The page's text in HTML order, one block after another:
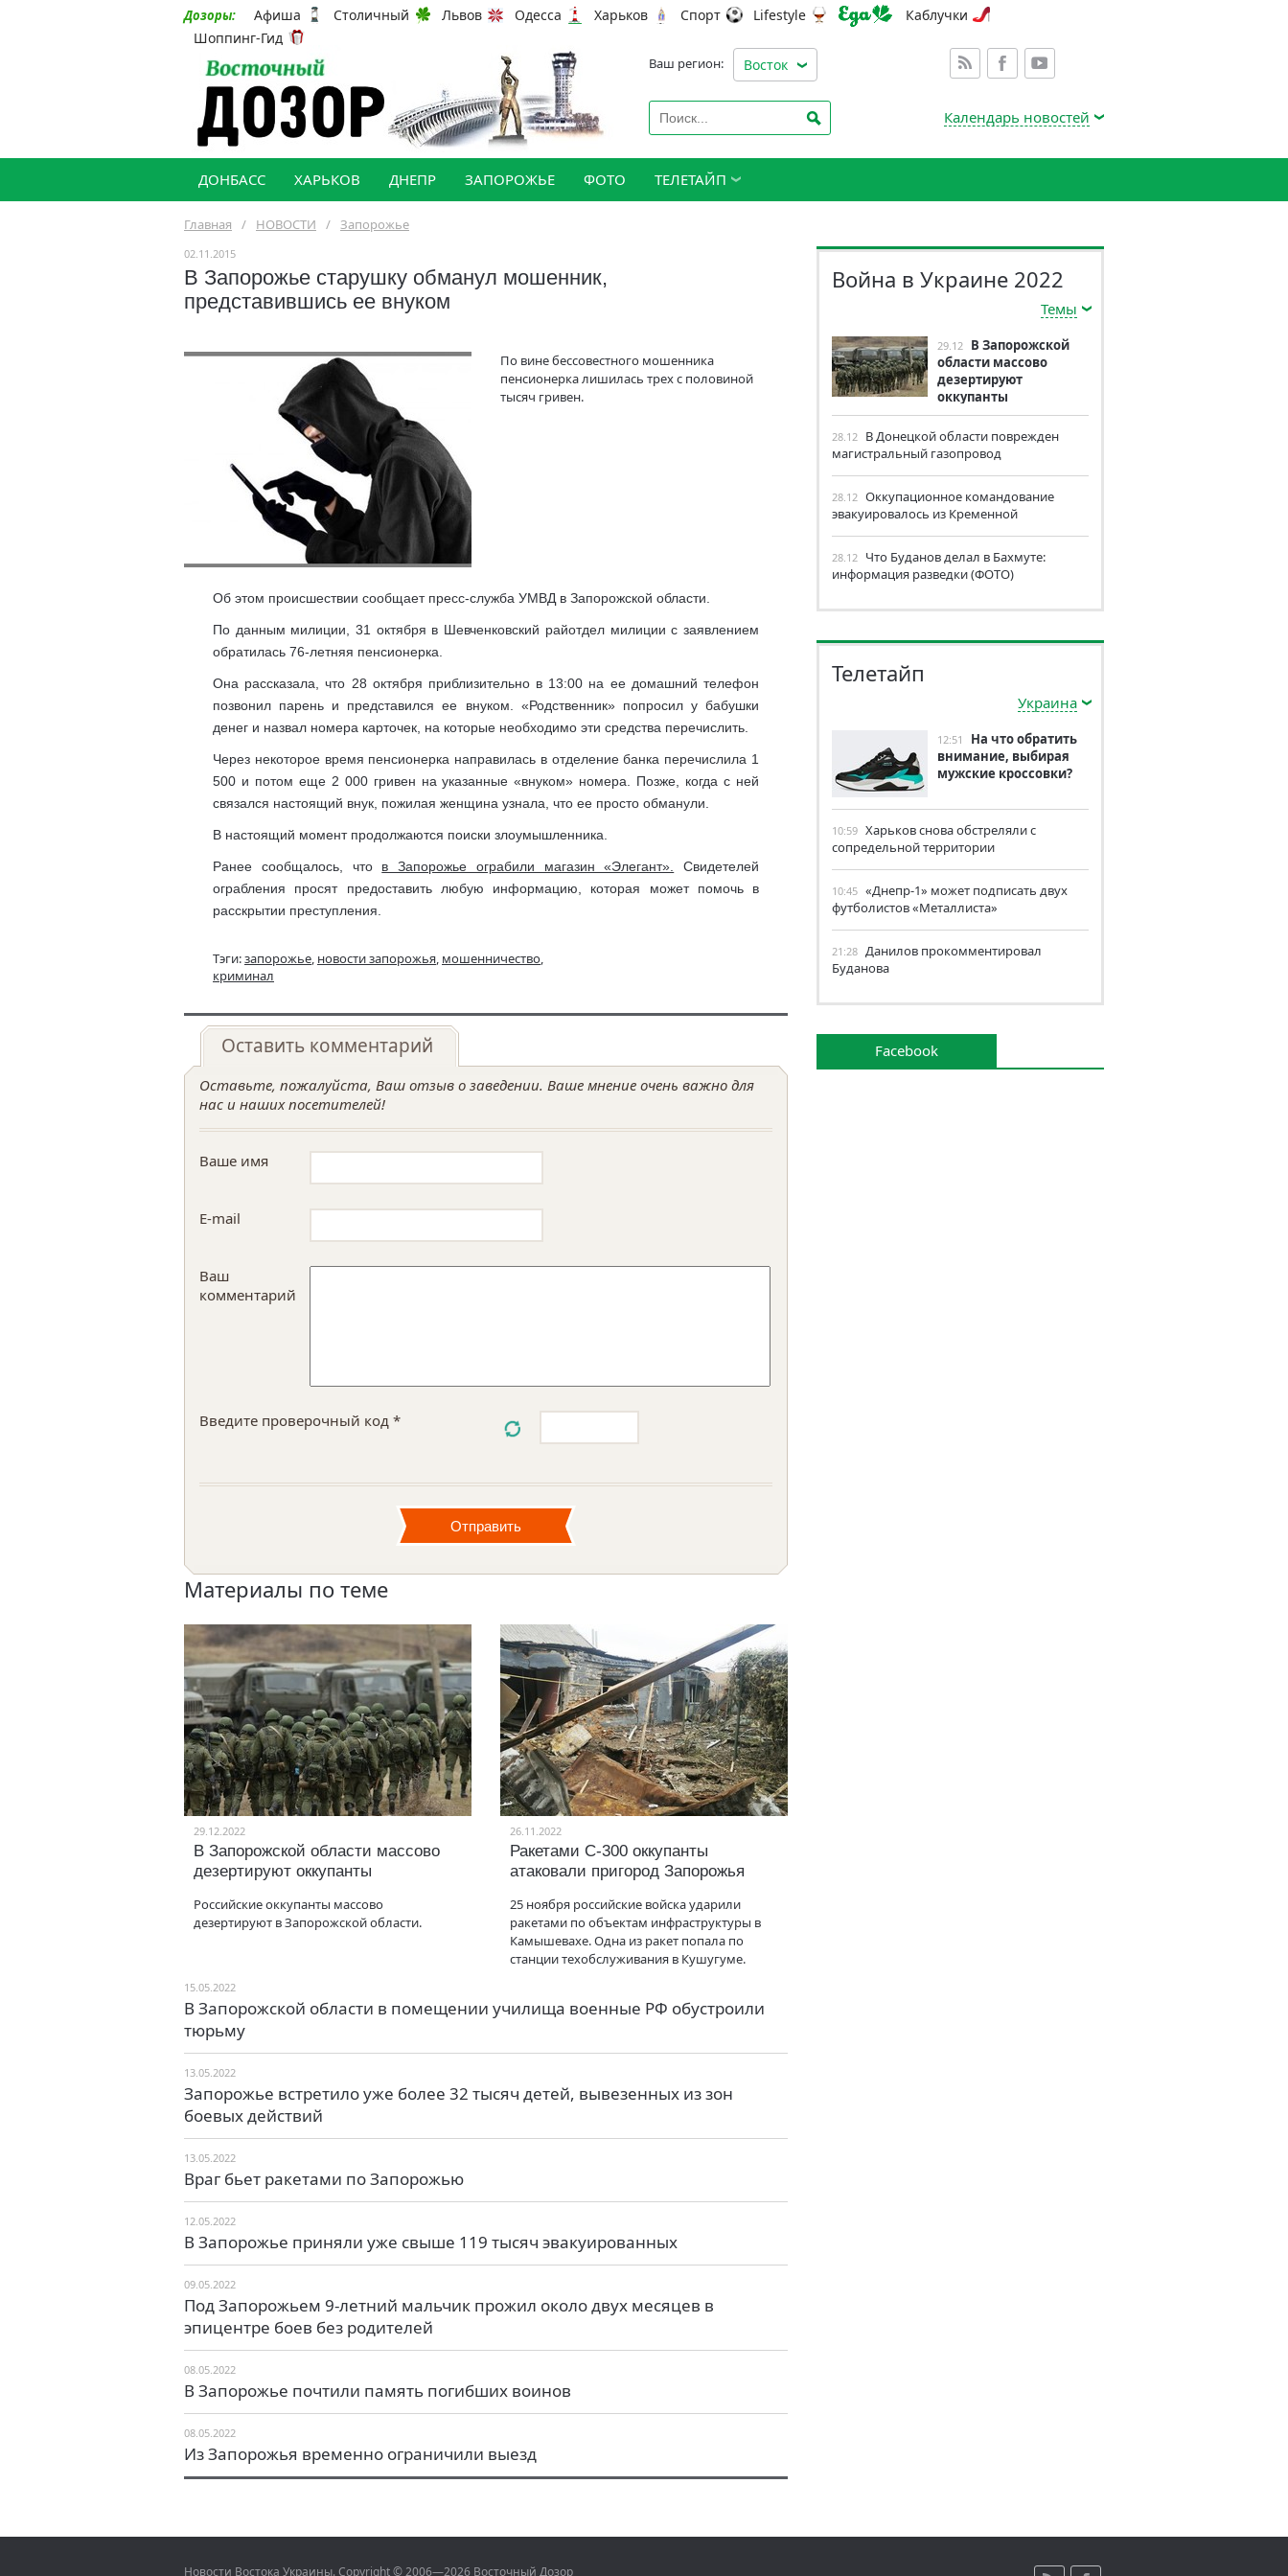
Дозоры: Афиша Столичный Львов Одесса Харьков Спорт Lifestyle
Каблучки
Шоппинг-Гид
Ваш регион: Восток
Календарь новостей
ДОНБАСС ХАРЬКОВ ДНЕПР ЗАПОРОЖЬЕ ФОТО ТЕЛЕТАЙП
Главная / НОВОСТИ / Запорожье
02.11.2015
В Запорожье старушку обманул мошенник,
представившись ее внуком
По вине бессовестного мошенника
пенсионерка лишилась трех с половиной
тысяч гривен.
Об этом происшествии сообщает пресс-служба УМВД в Запорожской области.
По данным милиции, 31 октября в Шевченковский райотдел милиции с заявлением
обратилась 76-летняя пенсионерка.
Она рассказала, что 28 октября приблизительно в 13:00 на ее домашний телефон
позвонил парень и представился ее внуком. «Родственник» попросил у бабушки
денег и назвал номера карточек, на которые необходимо эти средства перечислить.
Через некоторое время пенсионерка направилась в отделение банка перечислила 1
500 и потом еще 2 000 гривен на указанные «внуком» номера. Позже, когда с ней
связался настоящий внук, пожилая женщина узнала, что ее просто обманули.
В настоящий момент продолжаются поиски злоумышленника.
Ранее сообщалось, что в Запорожье ограбили магазин «Элегант».
Свидетелей
ограбления просят предоставить любую информацию, которая может помочь в
расскрытии преступления.
Тэги:запорожье, новости запорожья, мошенничество,
криминал
Оставить комментарий
Оставьте, пожалуйста, Ваш отзыв о заведении. Ваше мнение очень важно для
нас и наших посетителей!
Ваше имя
E-mail
Ваш
комментарий
Введите проверочный код *
Материалы по теме
29.12.2022
В Запорожской области массово
дезертируют оккупанты
Российские оккупанты массово
дезертируют в Запорожской области.
26.11.2022
Ракетами С-300 оккупанты
атаковали пригород Запорожья
25 ноября российские войска ударили
ракетами по объектам инфраструктуры в
Камышевахе. Одна из ракет попала по
станции техобслуживания в Кушугуме.
15.05.2022
В Запорожской области в помещении училища военные РФ обустроили
тюрьму
13.05.2022
Запорожье встретило уже более 32 тысяч детей, вывезенных из зон
боевых действий
13.05.2022
Враг бьет ракетами по Запорожью
12.05.2022
В Запорожье приняли уже свыше 119 тысяч эвакуированных
09.05.2022
Под Запорожьем 9-летний мальчик прожил около двух месяцев в
эпицентре боев без родителей
08.05.2022
В Запорожье почтили память погибших воинов
08.05.2022
Из Запорожья временно ограничили выезд
Война в Украине 2022
Темы
29.12 В Запорожской
области массово
дезертируют
оккупанты
28.12 В Донецкой области поврежден
магистральный газопровод
28.12 Оккупационное командование
эвакуировалось из Кременной
28.12 Что Буданов делал в Бахмуте:
информация разведки (ФОТО)
Телетайп
Украина
12:51
На что обратить
внимание, выбирая
мужские кроссовки?
10:59 Харьков снова обстреляли с
сопредельной территории
10:45 «Днепр-1» может подписать двух
футболистов «Металлиста»
21:28 Данилов прокомментировал
Буданова
Facebook
Новости Востока Украины. Copyright © 2006—2026 Восточный Дозор